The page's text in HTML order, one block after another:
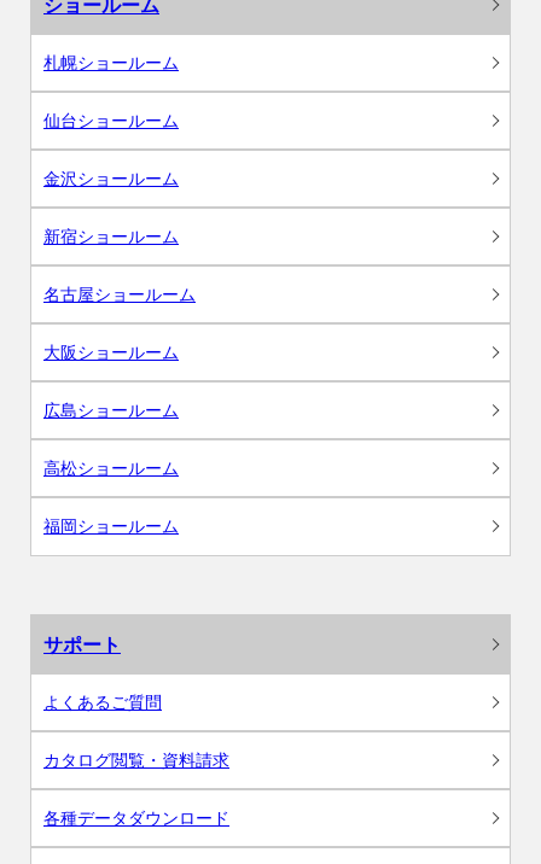
ショールーム
札幌ショールーム
仙台ショールーム
金沢ショールーム
新宿ショールーム
名古屋ショールーム
大阪ショールーム
広島ショールーム
高松ショールーム
福岡ショールーム
サポート
よくあるご質問
カタログ閲覧・資料請求
各種データダウンロード